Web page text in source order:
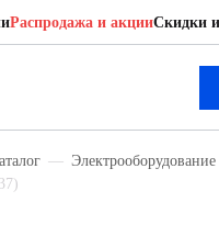
Распродажа и акцииСкидки
Электрооборудование
выключатель